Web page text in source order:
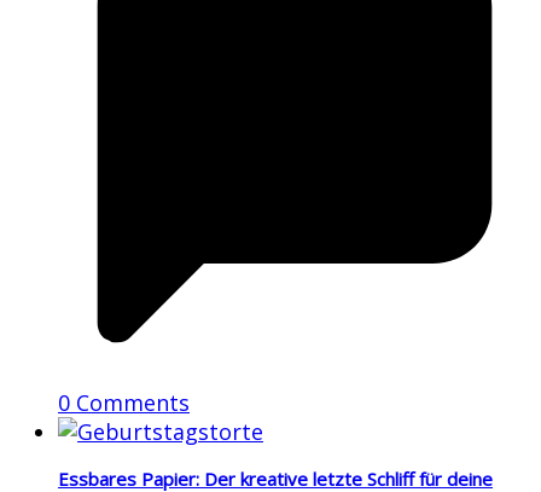
0 Comments
Essbares Papier: Der kreative letzte Schliff für deine